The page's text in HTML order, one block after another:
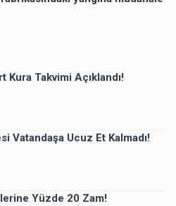
Kura Takvimi Açıklandı!
Vatandaşa Ucuz Et Kalmadı!
Yüzde 20 Zam!